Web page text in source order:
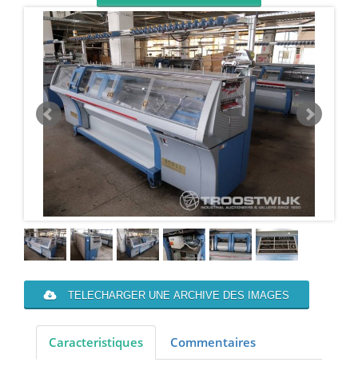
TELECHARGER UNE ARCHIVE DES IMAGES
Caracteristiques Commentaires